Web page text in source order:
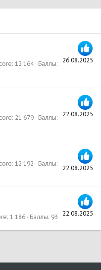
26.08.2025
12 164
Баллы
22.08.2025
21 679
Баллы
22.08.2025
12 192
Баллы
22.08.2025
1 186 Баллы 93